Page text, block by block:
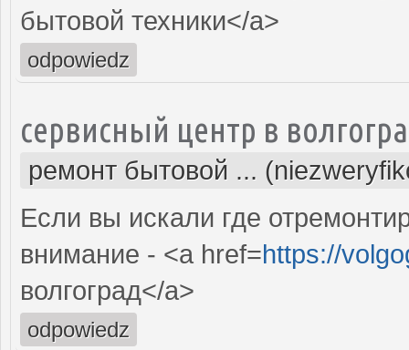
бытовой техники</a>
odpowiedz
сервисный центр в
ремонт бытовой ...
Если вы искали где
внимание - <a href=https://
волгоград</a>
odpowiedz